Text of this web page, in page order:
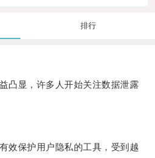
排行
显，许多人开始关注数据泄露
保护用户隐私的工具，受到越